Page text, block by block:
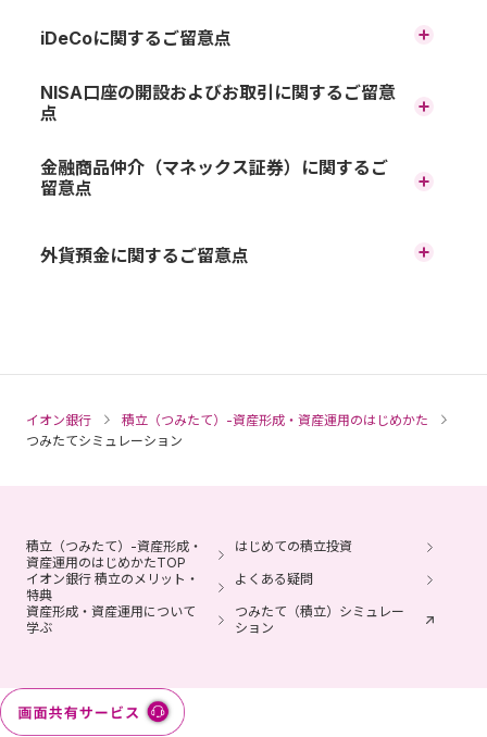
iDeCoに関するご留意点
原則、60歳まで途中の引出し、脱退はできません。
運用商品はご自身でご選択いただきます。運用の結果によ
加入から受取りが終了するまでの間、所定の手数料がかか
60歳時点で通算加入者等期間が10年に満たない場合、段階
る資産は所定の期間経過後、全額「イオン・バランス戦略
ファンド（愛称：みらいパレット）」で運用されます。
常3～8営業日かかります）。
退職などにともない企業型確定拠出年金の加入資格を喪失
した方は、6カ月以内にお手続きください。
NISA口座の開設およびお取引に関するご留意
点
口座開設および金融機関変更に
NISA口座は、同一年（1月～12月）において、1人1口座（1金
すでに行われている場合、金融機関変更はできません。ま
せん。
式数比例配分方式」をご選択いただく必要があります。
投資信託の分配金のうち特別分配金については従来より非
課税です。
投資となります（2023年までのNISAと2024年以降のNISA
で取扱いが異なります）。
金融商品仲介（マネックス証券）に関するご
留意点
本保証はありません。また、預金保険制度の対象ではあり
取引に際しては、マネックス証券が定める手数料等がかか
各商品のリスク・手数料についてはマネックス証券のホー
ムページにてご確認ください。
各商品をお申込みの際には、マネックス証券ホームページ
に掲載の「契約締結前交付書面」、「上場有価証券等書
でご判断ください。
外貨預金に関するご留意点
替手数料がかかります。その結果、為替相場に変動がなく
ても、お預入れされた円貨建ての元本を下回ることがあり
ホームページ、または、店舗に備え付けの商品説明書（契
約締結前交付書面）の内容をご確認のうえ、ご自身の判断
によりご利用ください。
（2026年3月31日現在）
商号等：株式会社イオン銀行
イオン銀行
積立（つみたて）-資産形成・資産運用のはじめかた
つみたてシミュレーション
積立（つみたて）-資産形成・
資産運用のはじめかたTOP
はじめての積立投資
イオン銀行 積立のメリット・
特典
よくある疑問
資産形成・資産運用について
学ぶ
つみたて（積立）シミュレー
ション